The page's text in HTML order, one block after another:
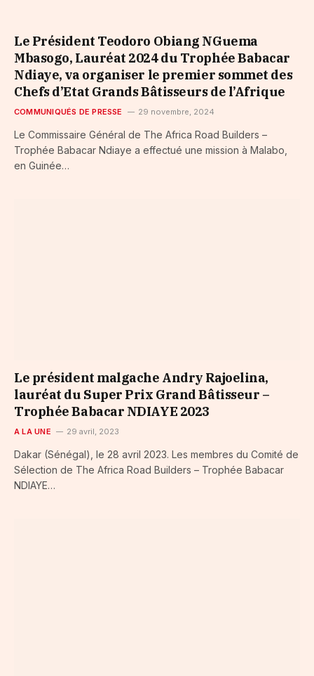
Le Président Teodoro Obiang NGuema
Mbasogo, Lauréat 2024 du Trophée Babacar
Ndiaye, va organiser le premier sommet des
Chefs d’Etat Grands Bâtisseurs de l’Afrique
COMMUNIQUÉS DE PRESSE 29 novembre, 2024
Le Commissaire Général de The Africa Road Builders –
Trophée Babacar Ndiaye a effectué une mission à Malabo,
en Guinée…
Le président malgache Andry Rajoelina,
lauréat du Super Prix Grand Bâtisseur –
Trophée Babacar NDIAYE 2023
A LA UNE 29 avril, 2023
Dakar (Sénégal), le 28 avril 2023. Les membres du Comité de
Sélection de The Africa Road Builders – Trophée Babacar
NDIAYE…